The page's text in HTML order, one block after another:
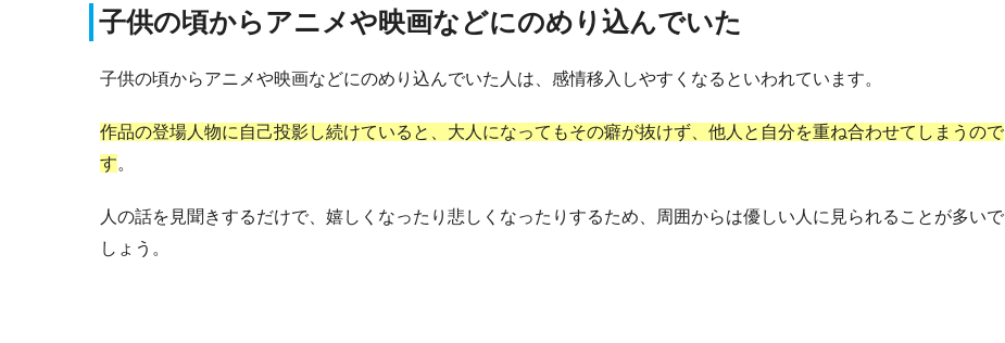
子供の頃からアニメや映画などにのめり込んでいた
子供の頃からアニメや映画などにのめり込んでいた人は、感情移入しやすくなるといわれています。
作品の登場人物に自己投影し続けていると、大人になってもその癖が抜けず、他人と自分を重ね合わせてしまうので
す。
人の話を見聞きするだけで、嬉しくなったり悲しくなったりするため、周囲からは優しい人に見られることが多いで
しょう。